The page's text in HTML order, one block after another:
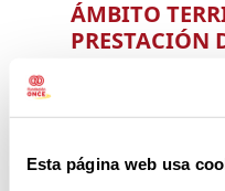
Esta página web usa
ÁMBITO
PRESTACIÓN
Persona de